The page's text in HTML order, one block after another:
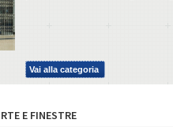
Vai alla categoria
E FINESTRE